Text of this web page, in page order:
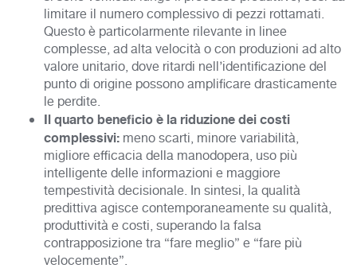
limitare il numero complessivo di pezzi rottamati.
Questo è particolarmente rilevante in linee
complesse, ad alta velocità o con produzioni ad alto
valore unitario, dove ritardi nell’identificazione del
punto di origine possono amplificare drasticamente
le perdite.
Il quarto beneficio è la riduzione dei costi
complessivi: meno scarti, minore variabilità,
migliore efficacia della manodopera, uso più
intelligente delle informazioni e maggiore
tempestività decisionale. In sintesi, la qualità
predittiva agisce contemporaneamente su qualità,
produttività e costi, superando la falsa
contrapposizione tra “fare meglio” e “fare più
velocemente”.